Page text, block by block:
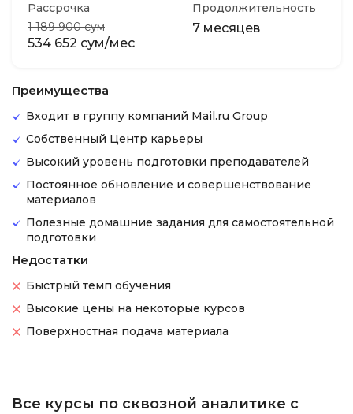
Рассрочка
1 189 900 сум
534 652 сум/мес
Продолжительность
7 месяцев
Преимущества
Входит в группу компаний Mail.ru Group
Собственный Центр карьеры
Высокий уровень подготовки преподавателей
Постоянное обновление и совершенствование
материалов
Полезные домашние задания для самостоятельной
подготовки
Недостатки
Быстрый темп обучения
Высокие цены на некоторые курсов
Поверхностная подача материала
Все курсы по сквозной аналитике с